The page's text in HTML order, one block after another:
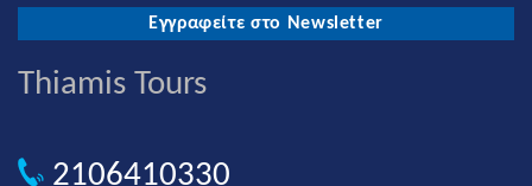
Εγγραφείτε στο Newsletter
Thiamis Tours
2106410330